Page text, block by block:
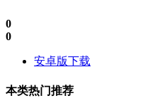
0
0
安卓版下载
本类热门推荐